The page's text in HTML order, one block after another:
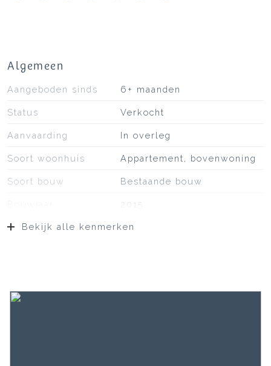
Algemeen
Aangeboden sinds 6+ maanden
Status Verkocht
Aanvaarding In overleg
Soort woonhuis Appartement, bovenwoning
Soort bouw Bestaande bouw
2015
Soort dak Bitumineuze dakbedekking
Oppervlakten en inhoud
Bekijk alle kenmerken